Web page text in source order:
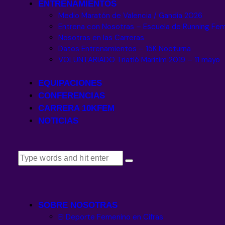
ENTRENAMIENTOS
Medio Maratón de Valencia / Gandía 2026
Entrena con Nosotras – Escuela de Running
Nosotras en las Carreras
Datos Entrenamientos – 15K Nocturna
VOLUNTARIADO Triatló Maritim 2019 – 11 mayo
EQUIPACIONES
CONFERENCIAS
CARRERA 10KFEM
NOTICIAS
SOBRE NOSOTRAS
El Deporte Femenino en Cifras